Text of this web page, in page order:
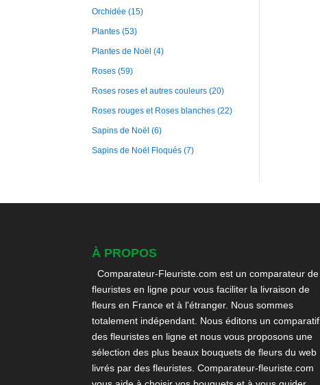
Orchidée (15)
Plantes (53)
Plantes de Noël (4)
Roses (59)
Roses roses et autres couleurs (20)
Roses rouges et Roses blanches (22)
Sapins de Noël (6)
Sapins de Noël Floqués (7)
À PROPOS
Comparateur-Fleuriste.com est un comparateur de
fleuristes en ligne pour vous faciliter la livraison de
fleurs en France et à l'étranger. Nous sommes
totalement indépendant. Nous éditons un comparatif
des fleuristes en ligne et nous vous proposons une
sélection des plus beaux bouquets de fleurs du web
livrés par des fleuristes. Comparateur-fleuriste.com